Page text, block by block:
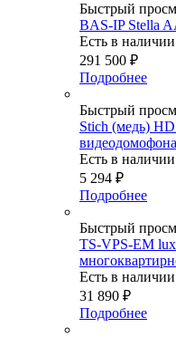
Быстрый
BAS-IP Stella
Есть в наличии
291 500 ₽
Подробнее
Быстрый
Stich (медь)
видеодомофона
Есть в наличии
5 294 ₽
Подробнее
Быстрый
TS-VPS-EM
Есть в наличии
31 890 ₽
Подробнее